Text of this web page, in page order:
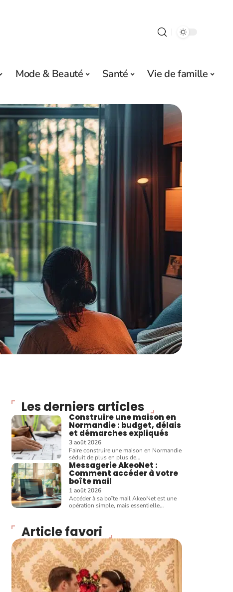
Mode & Beauté Santé Vie de famille
Les derniers articles
Construire une maison en
Normandie : budget, délais
et démarches expliqués
3 août 2026
Faire construire une maison en Normandie
séduit de plus en plus de…
Messagerie AkeoNet :
Comment accéder à votre
boîte mail
1 août 2026
Accéder à sa boîte mail AkeoNet est une
opération simple, mais essentielle…
Article favori